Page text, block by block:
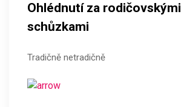
Ohlédnutí za rodičovskými
schůzkami
Tradičně netradičně